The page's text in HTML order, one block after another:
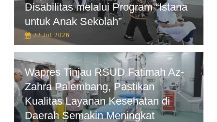
Disabilitas melalui Program “Istana
untuk Anak Sekolah”
22 Jul 2026
Wapres Tinjau RSUD Fatimah Az-
Zahra Palembang, Pastikan
Kualitas Layanan Kesehatan di
Daerah Semakin Meningkat